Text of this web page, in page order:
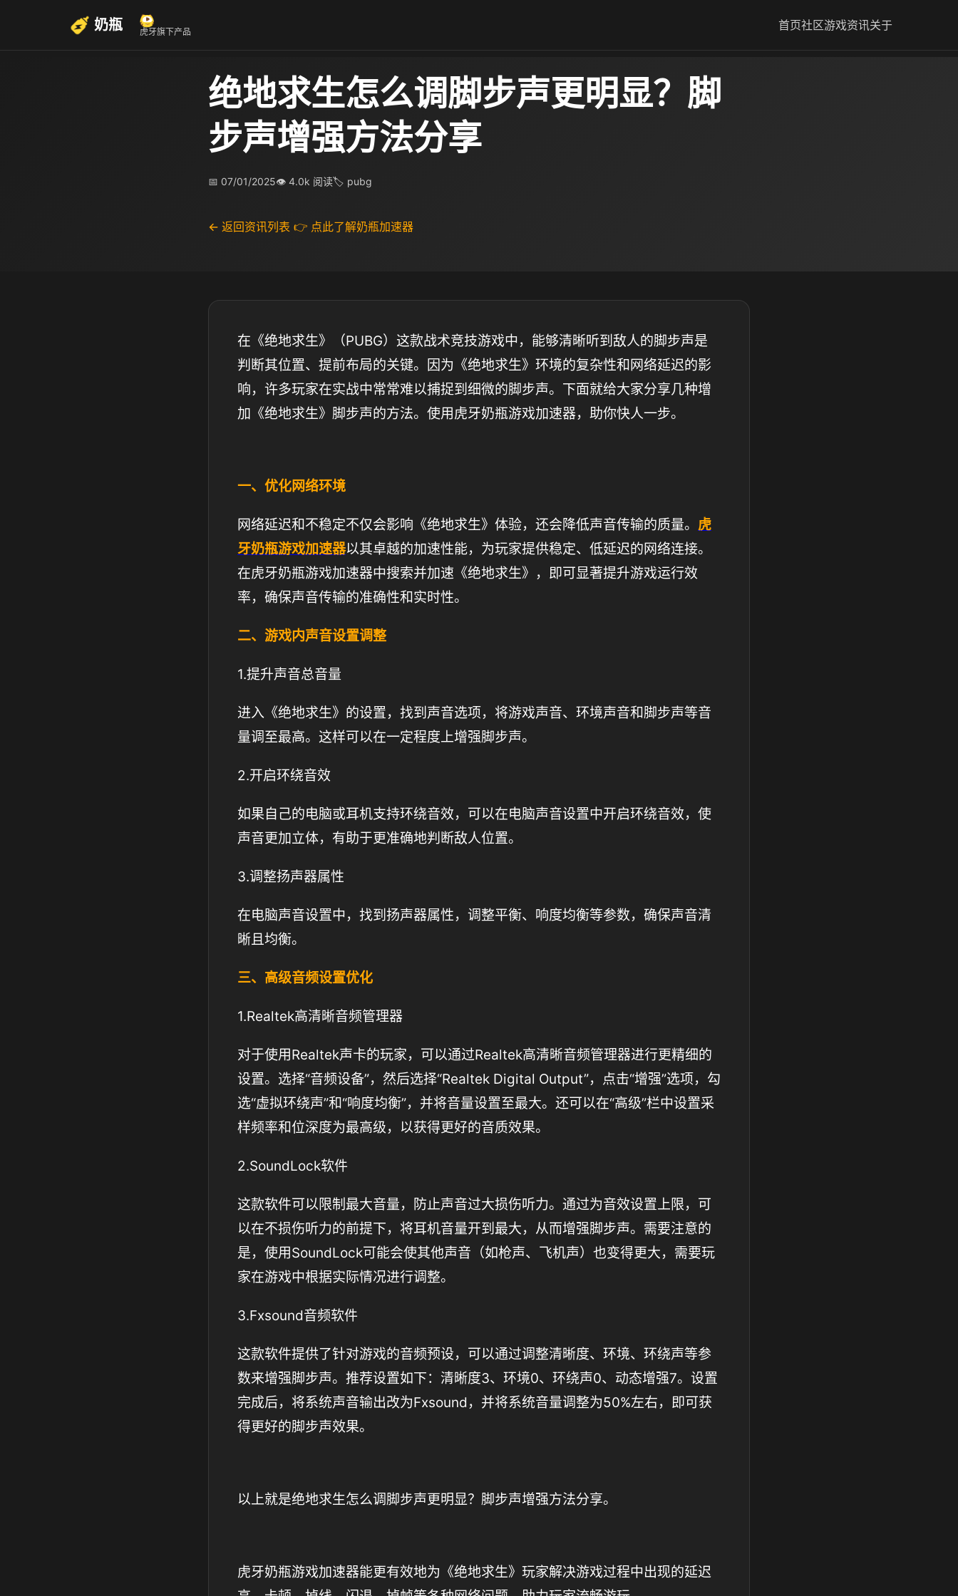
奶瓶 虎牙旗下产品 首页社区游戏资讯关于
绝地求生怎么调脚步声更明显？脚
步声增强方法分享
📅 07/01/2025👁 4.0k 阅读🏷 pubg
← 返回资讯列表 👉 点此了解奶瓶加速器
在《绝地求生》（PUBG）这款战术竞技游戏中，能够清晰听到敌人的脚步声是
判断其位置、提前布局的关键。因为《绝地求生》环境的复杂性和网络延迟的影
响，许多玩家在实战中常常难以捕捉到细微的脚步声。下面就给大家分享几种增
加《绝地求生》脚步声的方法。使用虎牙奶瓶游戏加速器，助你快人一步。
一、优化网络环境
网络延迟和不稳定不仅会影响《绝地求生》体验，还会降低声音传输的质量。 虎
牙奶瓶游戏加速器以其卓越的加速性能，为玩家提供稳定、低延迟的网络连接。
在虎牙奶瓶游戏加速器中搜索并加速《绝地求生》，即可显著提升游戏运行效
率，确保声音传输的准确性和实时性。
二、游戏内声音设置调整
1.提升声音总音量
进入《绝地求生》的设置，找到声音选项，将游戏声音、环境声音和脚步声等音
量调至最高。这样可以在一定程度上增强脚步声。
2.开启环绕音效
如果自己的电脑或耳机支持环绕音效，可以在电脑声音设置中开启环绕音效，使
声音更加立体，有助于更准确地判断敌人位置。
3.调整扬声器属性
在电脑声音设置中，找到扬声器属性，调整平衡、响度均衡等参数，确保声音清
晰且均衡。
三、高级音频设置优化
1.Realtek高清晰音频管理器
对于使用Realtek声卡的玩家，可以通过Realtek高清晰音频管理器进行更精细的
设置。选择“音频设备”，然后选择“Realtek Digital Output”，点击“增强”选项，勾
选“虚拟环绕声”和“响度均衡”，并将音量设置至最大。还可以在“高级”栏中设置采
样频率和位深度为最高级，以获得更好的音质效果。
2.SoundLock软件
这款软件可以限制最大音量，防止声音过大损伤听力。通过为音效设置上限，可
以在不损伤听力的前提下，将耳机音量开到最大，从而增强脚步声。需要注意的
是，使用SoundLock可能会使其他声音（如枪声、飞机声）也变得更大，需要玩
家在游戏中根据实际情况进行调整。
3.Fxsound音频软件
这款软件提供了针对游戏的音频预设，可以通过调整清晰度、环境、环绕声等参
数来增强脚步声。推荐设置如下：清晰度3、环境0、环绕声0、动态增强7。设置
完成后，将系统声音输出改为Fxsound，并将系统音量调整为50%左右，即可获
得更好的脚步声效果。
以上就是绝地求生怎么调脚步声更明显？脚步声增强方法分享。
虎牙奶瓶游戏加速器能更有效地为《绝地求生》玩家解决游戏过程中出现的延迟